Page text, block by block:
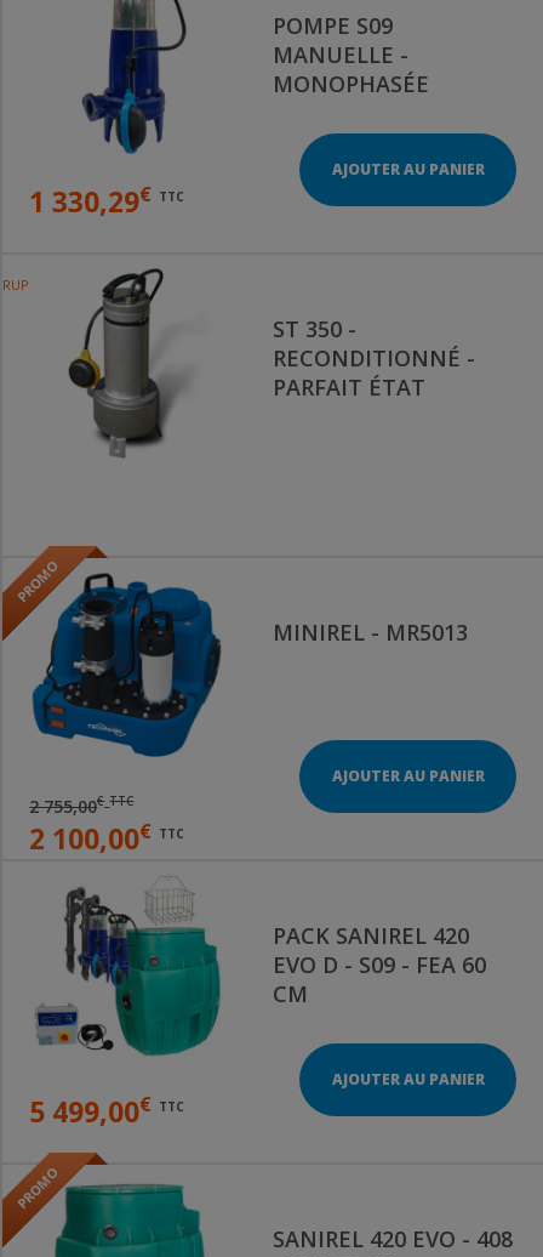
POMPE S09
MANUELLE -
MONOPHASÉE
1 330,29€ TTC
AJOUTER AU PANIER
ST 350 -
RECONDITIONNÉ -
PARFAIT ÉTAT
RUPTURE DE STOCK
MINIREL - MR5013
2 755,00€ TTC
2 100,00€ TTC
AJOUTER AU PANIER
PACK SANIREL 420
EVO D - S09 - FEA 60
CM
5 499,00€ TTC
AJOUTER AU PANIER
SANIREL 420 EVO - 408